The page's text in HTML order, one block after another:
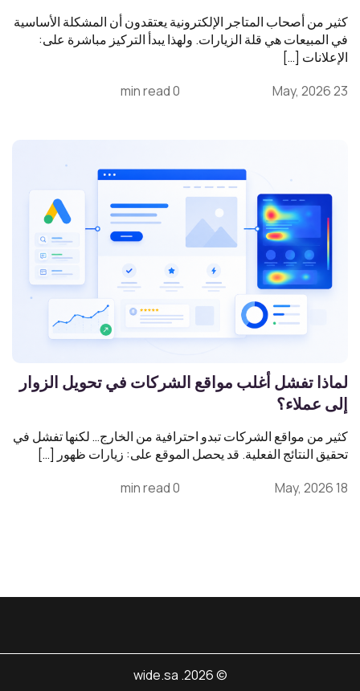
كثير من أصحاب المتاجر الإلكترونية يعتقدون أن المشكلة الأساسية
في المبيعات هي قلة الزيارات. ولهذا يبدأ التركيز مباشرة على:
الإعلانات […]
23 May, 2026
0 min read
لماذا تفشل أغلب مواقع الشركات في تحويل الزوار
إلى عملاء؟
كثير من مواقع الشركات تبدو احترافية من الخارج… لكنها تفشل في
تحقيق النتائج الفعلية. قد يحصل الموقع على: زيارات ظهور […]
18 May, 2026
0 min read
© 2026. wide.sa